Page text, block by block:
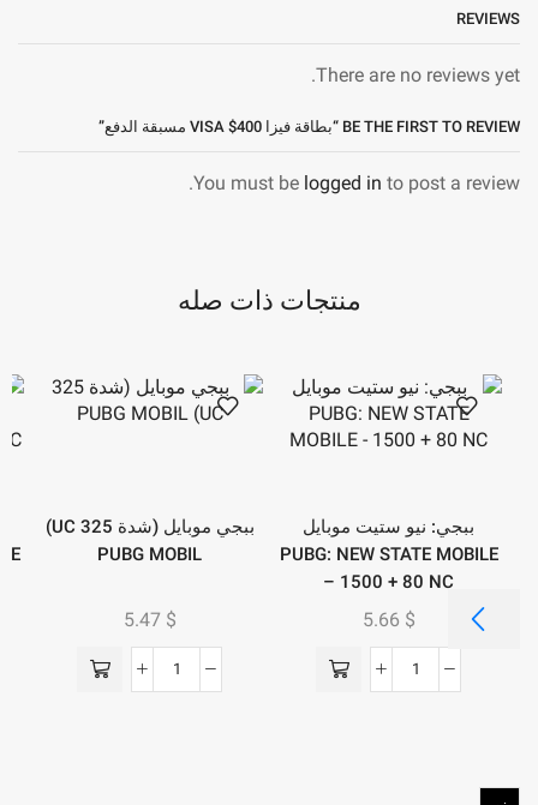
REVIEWS
There are no reviews yet.
BE THE FIRST TO REVIEW “بطاقة فيزا 400$ VISA مسبقة الدفع”
You must be logged in to post a review.
منتجات ذات صله
ببجي: نيو ستيت موبايل
PUBG: NEW STATE MOBILE
– 1500 + 80 NC
5.66 $
ببجي موبايل (شدة 325 UC)
PUBG MOBIL
5.47 $